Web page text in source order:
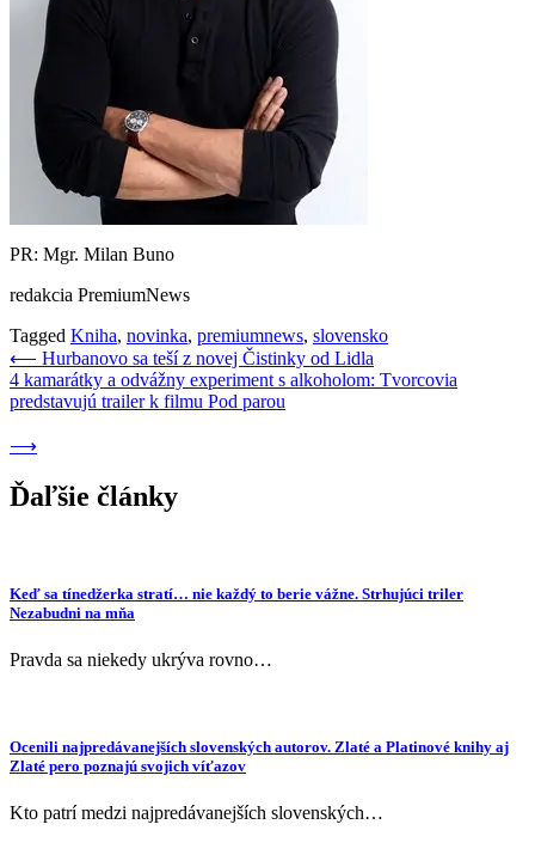
PR: Mgr. Milan Buno
redakcia PremiumNews
Tagged Kniha, novinka, premiumnews, slovensko
Navigácia
v
⟵ Hurbanovo sa teší z novej Čistinky od Lidla
4 kamarátky a odvážny experiment s alkoholom: Tvorcovia
predstavujú trailer k filmu Pod parou
⟶
Ďaľšie články
Keď sa tínedžerka stratí… nie každý to berie vážne. Strhujúci triler
Nezabudni na mňa
Pravda sa niekedy ukrýva rovno…
Ocenili najpredávanejších slovenských autorov. Zlaté a Platinové knihy aj
Zlaté pero poznajú svojich víťazov
Kto patrí medzi najpredávanejších slovenských…